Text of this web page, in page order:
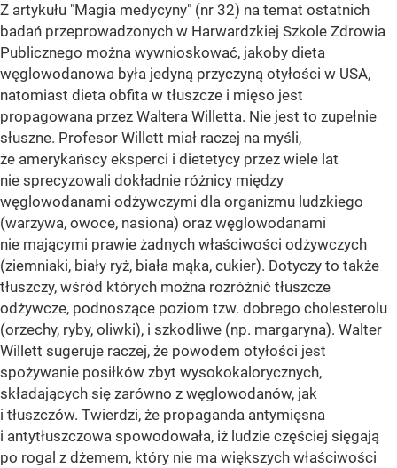
Z artykułu "Magia medycyny" (nr 32) na temat ostatnich
badań przeprowadzonych w Harwardzkiej Szkole Zdrowia
Publicznego można wywnioskować, jakoby dieta
węglowodanowa była jedyną przyczyną otyłości w USA,
natomiast dieta obfita w tłuszcze i mięso jest
propagowana przez Waltera Willetta. Nie jest to zupełnie
słuszne. Profesor Willett miał raczej na myśli,
że amerykańscy eksperci i dietetycy przez wiele lat
nie sprecyzowali dokładnie różnicy między
węglowodanami odżywczymi dla organizmu ludzkiego
(warzywa, owoce, nasiona) oraz węglowodanami
nie mającymi prawie żadnych właściwości odżywczych
(ziemniaki, biały ryż, biała mąka, cukier). Dotyczy to także
tłuszczy, wśród których można rozróżnić tłuszcze
odżywcze, podnoszące poziom tzw. dobrego cholesterolu
(orzechy, ryby, oliwki), i szkodliwe (np. margaryna). Walter
Willett sugeruje raczej, że powodem otyłości jest
spożywanie posiłków zbyt wysokokalorycznych,
składających się zarówno z węglowodanów, jak
i tłuszczów. Twierdzi, że propaganda antymięsna
i antytłuszczowa spowodowała, iż ludzie częściej sięgają
po rogal z dżemem, który nie ma większych właściwości